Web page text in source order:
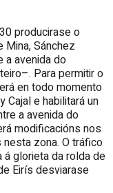
producirase o
Mina, Sánchez
a avenida do
Para permitir o
en todo momento
Cajal e habilitará un
a avenida do
modificacións nos
zona. O tráfico
glorieta da rolda de
Eirís desviarase